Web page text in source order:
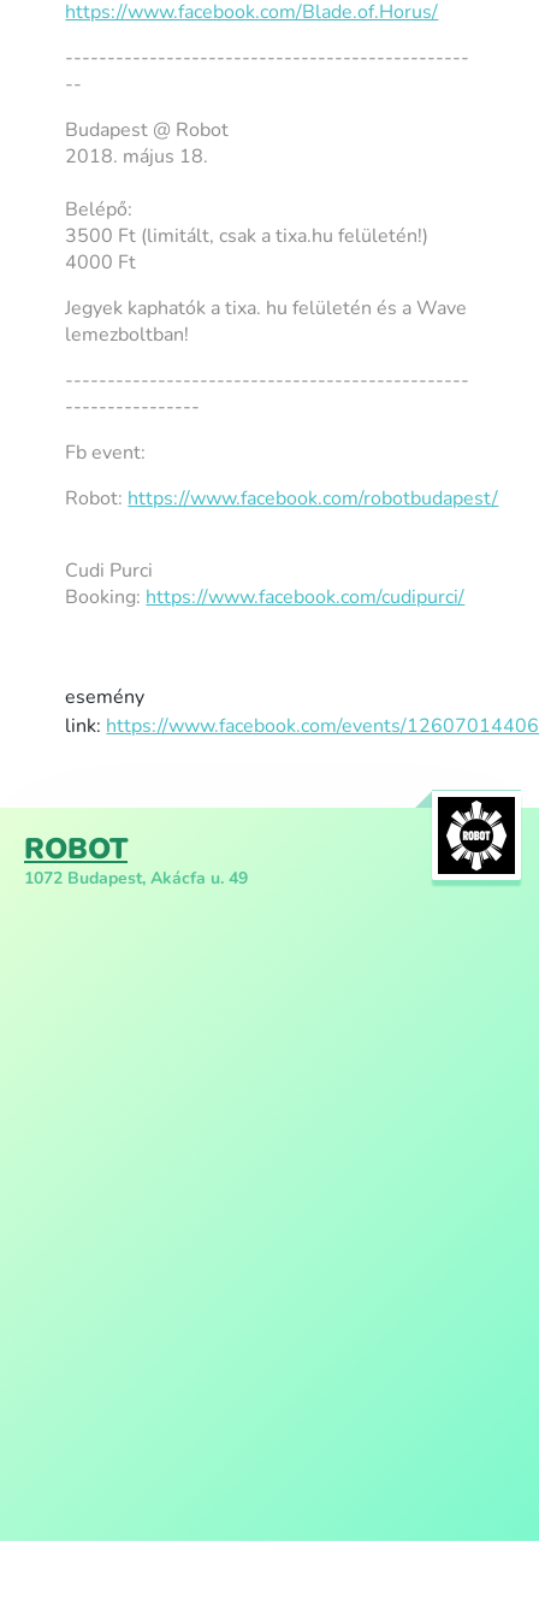
https://www.facebook.com/Blade.of.Horus/
------------------------------------------------
--
Budapest @ Robot
2018. május 18.
Belépő:
3500 Ft (limitált, csak a tixa.hu felületén!)
4000 Ft
Jegyek kaphatók a tixa. hu felületén és a Wave
lemezboltban!
------------------------------------------------
----------------
Fb event:
Robot: https://www.facebook.com/robotbudapest/
Cudi Purci
Booking: https://www.facebook.com/cudipurci/
esemény
link: https://www.facebook.com/events/
ROBOT
1072 Budapest, Akácfa u. 49